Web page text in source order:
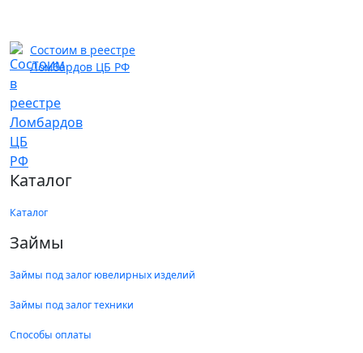
Состоим в реестре
Ломбардов ЦБ РФ
Каталог
Каталог
Займы
Займы под залог ювелирных изделий
Займы под залог техники
Способы оплаты